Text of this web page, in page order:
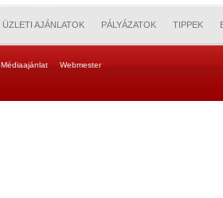
ÜZLETI AJÁNLATOK PÁLYÁZATOK TIPPEK
Médiaajánlat Webmester